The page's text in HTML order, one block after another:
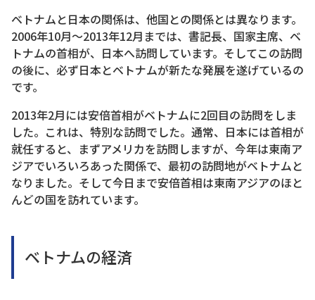
ベトナムと日本の関係は、他国との関係とは異なります。
2006年10月～2013年12月までは、書記長、国家主席、ベ
トナムの首相が、日本へ訪問しています。そしてこの訪問
の後に、必ず日本とベトナムが新たな発展を遂げているの
です。
2013年2月には安倍首相がベトナムに2回目の訪問をしま
した。これは、特別な訪問でした。通常、日本には首相が
就任すると、まずアメリカを訪問しますが、今年は東南ア
ジアでいろいろあった関係で、最初の訪問地がベトナムと
なりました。そして今日まで安倍首相は東南アジアのほと
んどの国を訪れています。
ベトナムの経済